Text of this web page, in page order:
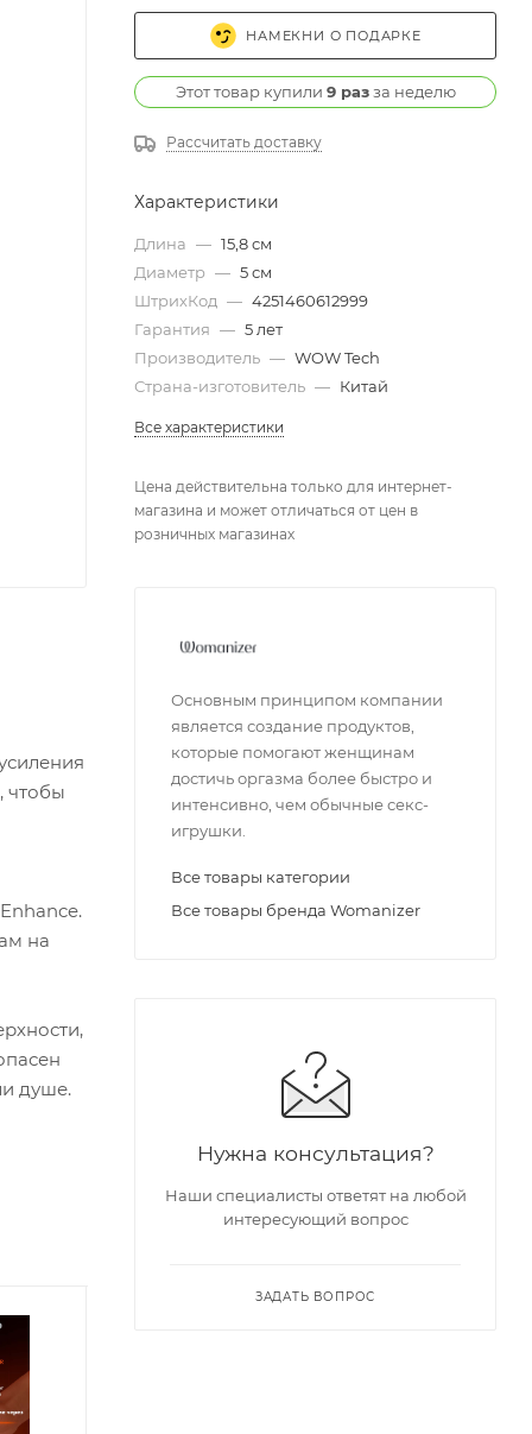
чтобы
на
душе.
НАМЕКНИ О ПОДАРКЕ
Этот товар купили 9 разза неделю
Рассчитать доставку
Характеристики
Длина — 15,8 см
Диаметр — 5 см
ШтрихКод — 4251460612999
Гарантия — 5 лет
Производитель — WOW Tech
Страна-изготовитель — Китай
Все характеристики
Цена действительна только для интернет-
магазина и может отличаться от цен в
розничных магазинах
Основным принципом компании
является создание продуктов,
которые помогают женщинам
достичь оргазма более быстро и
интенсивно, чем обычные секс-
игрушки.
Все товары категории
Все товары бренда Womanizer
Нужна консультация?
Наши специалисты ответят на любой
интересующий вопрос
ЗАДАТЬ ВОПРОС